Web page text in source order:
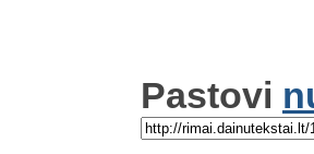
Pastovi